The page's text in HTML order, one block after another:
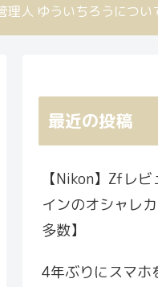
理人 ゆういちろうについ
最近の投稿
【Nikon】Zfレ
インのオシャレ
多数】
4年ぶりにスマホ